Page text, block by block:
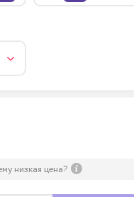
низкая цена?